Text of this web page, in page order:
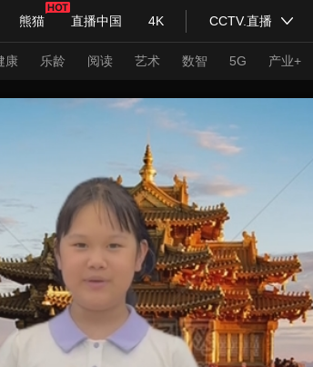
熊猫 直播中国 4K CCTV.直播
天天学习
影音
康 乐龄 阅读 艺术 数智 5G 产业+
人物 公益 图片
视快评 央视网评 光华锐评 锋面
4K专区 全景新闻
一次 人生第二次
中超 国足 国际足球 网球